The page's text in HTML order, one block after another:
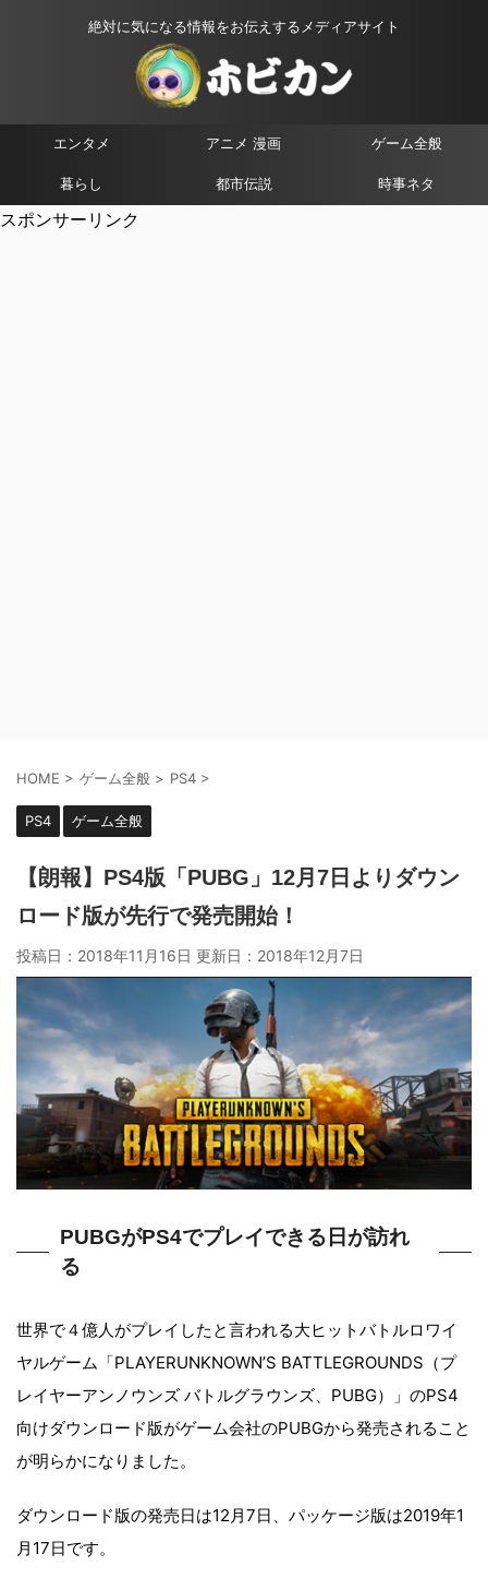
絶対に気になる情報をお伝えするメディアサイト
エンタメ アニメ 漫画 ゲーム全般
暮らし 都市伝説 時事ネタ
スポンサーリンク
HOME > ゲーム全般 > PS4 >
PS4 ゲーム全般
【朗報】PS4版「PUBG」12月7日よりダウン
ロード版が先行で発売開始！
投稿日：2018年11月16日 更新日： 2018年12月7日
PUBGがPS4でプレイできる日が訪れ
る
世界で４億人がプレイしたと言われる大ヒットバトルロワイ
ヤルゲーム「PLAYERUNKNOWN’S BATTLEGROUNDS（プ
レイヤーアンノウンズ バトルグラウンズ、PUBG）」のPS4
向けダウンロード版がゲーム会社のPUBGから発売されること
が明らかになりました。
ダウンロード版の発売日は12月7日、パッケージ版は2019年1
月17日です。